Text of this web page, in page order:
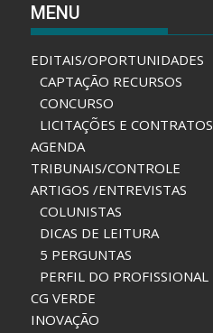
MENU
EDITAIS/OPORTUNIDADES
CAPTAÇÃO RECURSOS
CONCURSO
LICITAÇÕES E CONTRATOS
AGENDA
TRIBUNAIS/CONTROLE
ARTIGOS /ENTREVISTAS
COLUNISTAS
DICAS DE LEITURA
5 PERGUNTAS
PERFIL DO PROFISSIONAL
CG VERDE
INOVAÇÃO